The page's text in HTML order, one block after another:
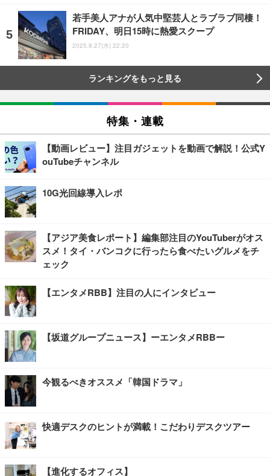
若手美人アナが人気中堅芸人とラブラブ同棲！
FRIDAY、明日15時に熱愛スクープ
2025.8.27(水) 22:20
ランキングをもっと見る
特集・連載
【動画レビュー】注目ガジェットを動画で解説！公式Y
ouTubeチャンネル
10G光回線導入レポ
【アジア美食レポート】編集部注目のYouTuberがオス
スメ！タイ・バンコクに行ったら食べたいグルメをチ
ェック
【エンタメRBB】注目の人にインタビュー
【坂道グループニュース】ーエンタメRBBー
今観るべきオススメ「韓国ドラマ」
快適デスクのヒントが満載！こだわりデスクツアー
【進化するオフィス】